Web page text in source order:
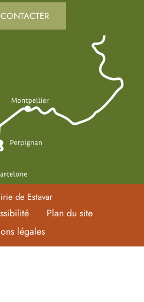
de Estavar
Plan du site
légales